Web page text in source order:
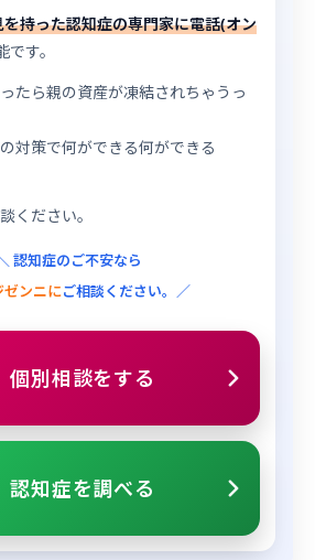
持った認知症の専門家に電話(オン
です。
たら親の資産が凍結されちゃうっ
対策で何ができる何ができる
ください。
認知症のご不安なら
ゼンニにご相談ください。／
個別相談をする
認知症を調べる